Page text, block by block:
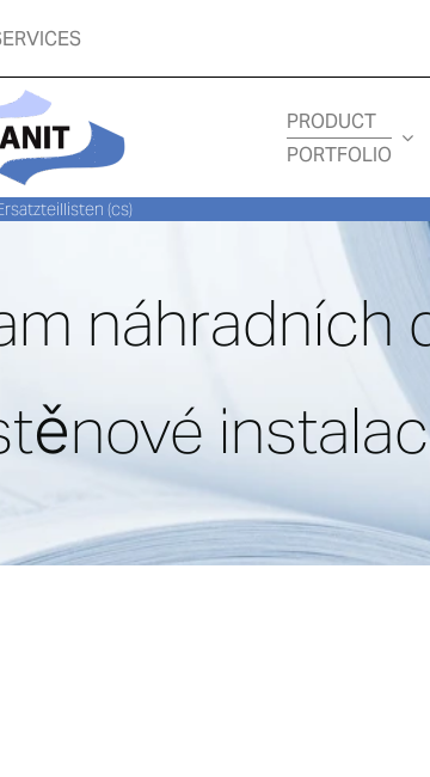
PRODUCT
PORTFOLIO
(cs)
náhradních